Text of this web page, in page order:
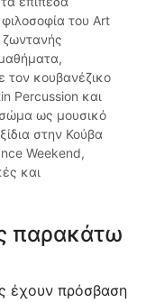
φιλοσοφία του Art
ζωντανής
τον κουβανέζικο
Percussion και
ως μουσικό
στην Κούβα
Weekend,
και
παρακάτω
έχουν πρόσβαση